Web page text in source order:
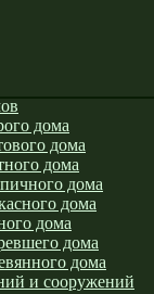
дома
дома
дома
дома
дома
дома
дома
дома
и сооружений